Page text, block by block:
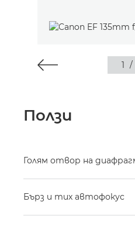
1 /
Ползи
Голям отвор на
Бърз и тих автофокус